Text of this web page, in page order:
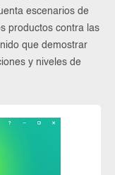
escenarios de
productos contra las
que demostrar
y niveles de